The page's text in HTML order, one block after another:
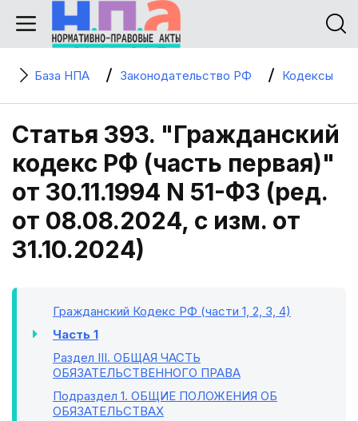
База НПА Законодательство РФ Кодексы
Статья 393. "Гражданский
кодекс РФ (часть первая)"
от 30.11.1994 N 51-ФЗ (ред.
от 08.08.2024, с изм. от
31.10.2024)
Гражданский Кодекс РФ (части 1, 2, 3, 4)
Часть 1
Раздел III. ОБЩАЯ ЧАСТЬ
ОБЯЗАТЕЛЬСТВЕННОГО ПРАВА
Подраздел 1. ОБЩИЕ ПОЛОЖЕНИЯ ОБ
ОБЯЗАТЕЛЬСТВАХ